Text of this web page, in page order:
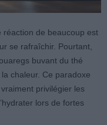
réaction de beaucoup est
se rafraîchir. Pourtant,
buvant du thé
chaleur. Ce paradoxe
privilégier les
lors de fortes